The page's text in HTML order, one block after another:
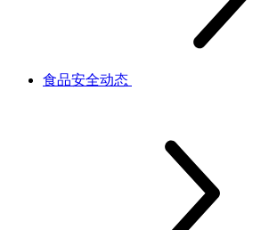
食品安全动态